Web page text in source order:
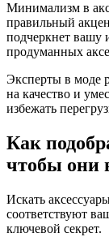
Минимализм в
правильный
подчеркнет вашу
продуманных
Эксперты в моде
на качество и
избежать
Как
чтобы они
Искать
соответствуют
ключевой секрет.